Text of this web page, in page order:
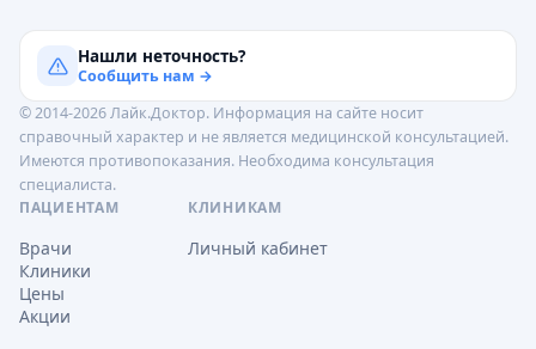
Нашли неточность?
Сообщить нам →
© 2014-2026 Лайк.Доктор. Информация на сайте носит
справочный характер и не является медицинской консультацией.
Имеются противопоказания. Необходима консультация
специалиста.
ПАЦИЕНТАМ
Врачи
Клиники
Цены
Акции
КЛИНИКАМ
Личный кабинет